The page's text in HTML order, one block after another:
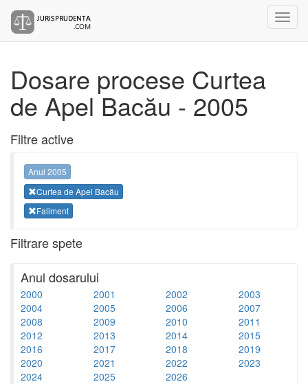
Dosare procese Curtea
de Apel Bacău - 2005
Filtre active
Anul 2005
Curtea de Apel Bacău
Faliment
Filtrare spete
Anul dosarului
2000 2001 2002
2003
2004
2005 2006
2007
2008
2009 2010
2011
2012
2013 2014
2015
2016
2017 2018
2019
2020
2021 2022
2023
2024
2025 2026